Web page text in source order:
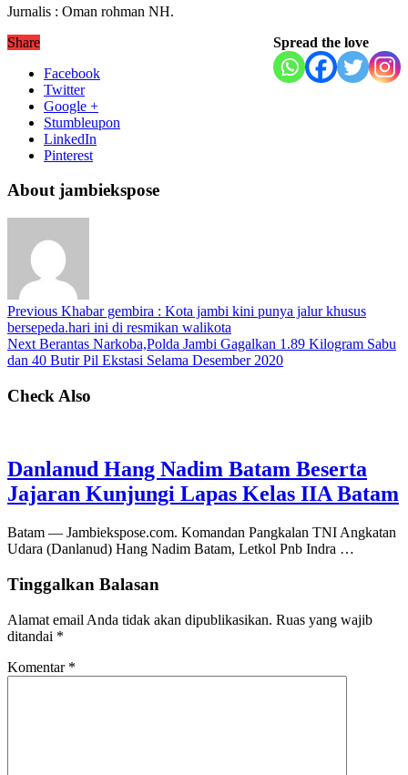
Jurnalis : Oman rohman NH.
Spread the love
Share
Facebook
Twitter
Google +
Stumbleupon
LinkedIn
Pinterest
About jambiekspose
Previous Khabar gembira : Kota jambi kini punya jalur khusus
bersepeda.hari ini di resmikan walikota
Next Berantas Narkoba,Polda Jambi Gagalkan 1.89 Kilogram Sabu
dan 40 Butir Pil Ekstasi Selama Desember 2020
Check Also
Danlanud Hang Nadim Batam Beserta
Jajaran Kunjungi Lapas Kelas IIA Batam
Batam — Jambiekspose.com. Komandan Pangkalan TNI Angkatan
Udara (Danlanud) Hang Nadim Batam, Letkol Pnb Indra …
Tinggalkan Balasan
Alamat email Anda tidak akan dipublikasikan. Ruas yang wajib
ditandai *
Komentar *